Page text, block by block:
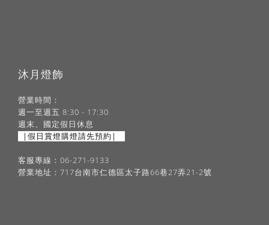
沐月燈飾
營業時間：
週一至週五 8:30 - 17:30
週末、國定假日休息
|假日賞燈購燈請先預約|
客服專線：06-271-9133
營業地址：717台南市仁德區太子路66巷27弄21-2號